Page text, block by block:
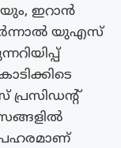
ഇറാൻ
യുഎസ്
പ്രസിഡന്റ്